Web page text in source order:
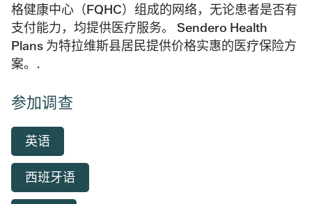
格健康中心（FQHC）组成的网络，无论患者是否有
支付能力，均提供医疗服务。 Sendero Health
Plans 为特拉维斯县居民提供价格实惠的医疗保险方
案。.
参加调查
英语
西班牙语